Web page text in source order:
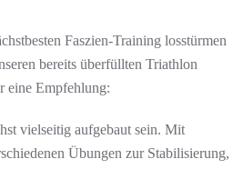
Faszien-Training losstürmen
bereits überfüllten Triathlon
eine Empfehlung:
vielseitig aufgebaut sein. Mit
Übungen zur Stabilisierung,